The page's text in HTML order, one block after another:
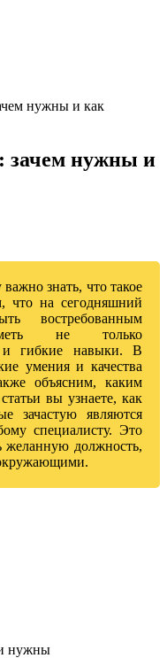
нужны и как
зачем нужны и
знать, что такое
что на сегодняшний
востребованным
не только
и гибкие навыки. В
умения и качества
объясним, каким
вы узнаете, как
зачастую являются
специалисту. Это
желанную должность,
нужны